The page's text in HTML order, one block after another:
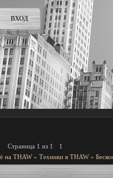
ВХОД
Страница 1 из 1
1
на THAW » Техники в THAW »